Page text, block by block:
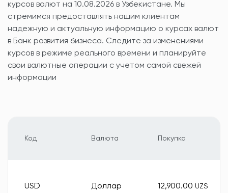
курсов валют на 10.08.2026 в Узбекистане. Мы
стремимся предоставлять нашим клиентам
надежную и актуальную информацию о курсах валют
в Банк развития бизнеса. Следите за изменениями
курсов в режиме реального времени и планируйте
свои валютные операции с учетом самой свежей
информации
Код Валюта Покупка
USD Доллар 12,900.00 UZS